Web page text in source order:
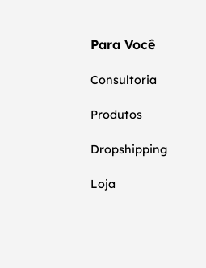
Para Você
Consultoria
Produtos
Dropshipping
Loja